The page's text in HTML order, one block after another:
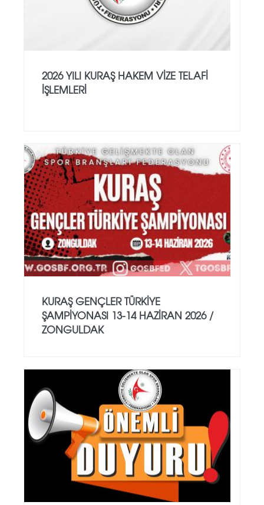
2026 YILI KURAŞ HAKEM VİZE TELAFİ
İŞLEMLERİ
KURAŞ GENÇLER TÜRKİYE
ŞAMPİYONASI 13-14 HAZİRAN 2026 /
ZONGULDAK